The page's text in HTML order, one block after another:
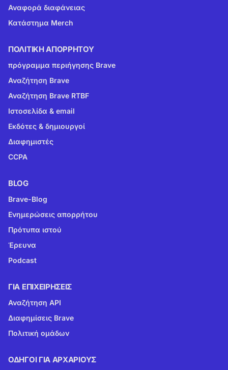
Αναφορά διαφάνειας
Κατάστημα Merch
ΠΟΛΙΤΙΚΉ ΑΠΟΡΡΉΤΟΥ
πρόγραμμα περιήγησης Brave
Αναζήτηση Brave
Αναζήτηση Brave RTBF
Ιστοσελίδα & email
Εκδότες & δημιουργοί
Διαφημιστές
CCPA
BLOG
Brave-Blog
Ενημερώσεις απορρήτου
Πρότυπα ιστού
Έρευνα
Podcast
ΓΙΑ ΕΠΙΧΕΙΡΉΣΕΙΣ
Αναζήτηση API
Διαφημίσεις Brave
Πολιτική ομάδων
ΟΔΗΓΟΊ ΓΙΑ ΑΡΧΆΡΙΟΥΣ